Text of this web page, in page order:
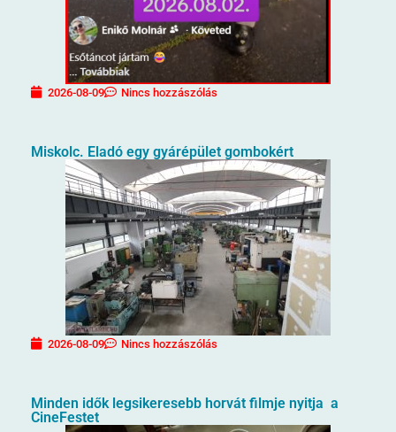
2026-08-09 Nincs hozzászólás
Miskolc. Eladó egy gyárépület gombokért
2026-08-09 Nincs hozzászólás
Minden idők legsikeresebb horvát filmje nyitja a
CineFestet